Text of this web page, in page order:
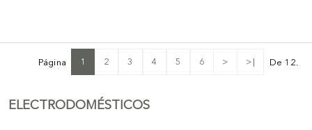
ELECTRODOMÉSTICOS
Página 1 2 3 4 5 6 > >| De 12.